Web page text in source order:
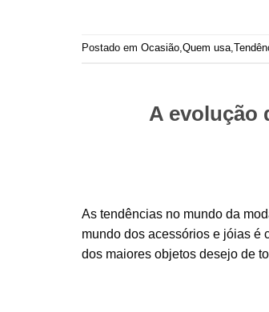
Postado em Ocasião,Quem usa,
A evolução
As tendências no mundo da
mundo dos acessórios e jóias é
dos maiores objetos desejo de